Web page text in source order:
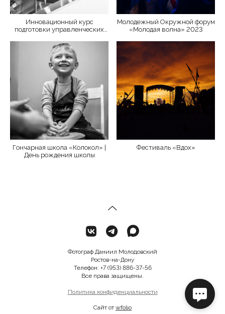
Инновационный курс
подготовки управленческих
страны
Молодежный Окружной форум
«Молодая волна» 2023
Гончарная школа «Колокол» |
День рождения школы
Фестиваль «Вдох»
Фотограф Даниил Молодовский
Ростов-на-Дону
Телефон: +7 (953) 886-37-56
Все права защищены.
Политика конфиденциальности
Сайт отwfolio